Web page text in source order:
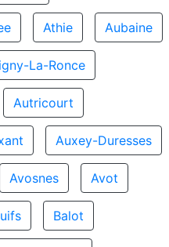
Athie Aubaine
La-Ronce
Autricourt
Auxey-Duresses
Avosnes Avot
Balot